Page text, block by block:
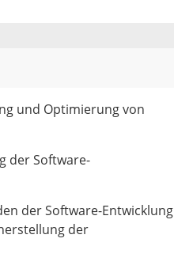
und Optimierung von
der Software-
der Software-Entwicklung
der